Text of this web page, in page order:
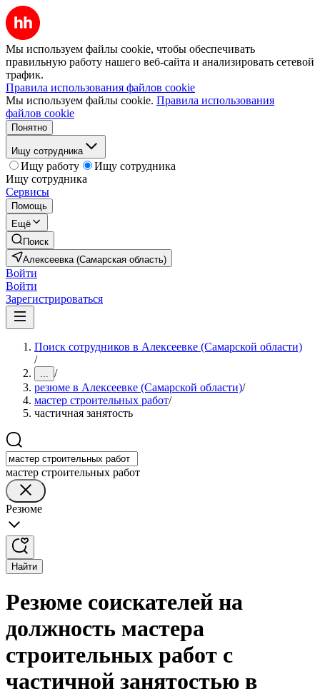
Мы используем файлы cookie, чтобы обеспечивать
правильную работу нашего веб-сайта и анализировать сетевой
трафик.
Правила использования файлов cookie
Мы используем файлы cookie. Правила использования
файлов cookie
Понятно
Ищу сотрудника
Ищу работу
Ищу сотрудника
Ищу сотрудника
Сервисы
Помощь
Ещё
Поиск
Алексеевка (Самарская область)
Войти
Войти
Зарегистрироваться
Поиск сотрудников в Алексеевке (Самарской области)
/
... /
резюме в Алексеевке (Самарской области)/
мастер строительных работ/
частичная занятость
мастер строительных работ
Резюме
Найти
Резюме соискателей на
должность мастера
строительных работ с
частичной занятостью в